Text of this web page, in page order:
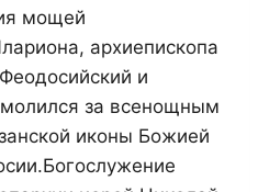
мощей
архиепископа
и
за всенощным
иконы Божией